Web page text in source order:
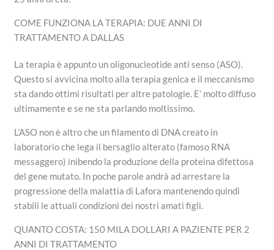
COME FUNZIONA LA TERAPIA: DUE ANNI DI
TRATTAMENTO A DALLAS
La terapia è appunto un oligonucleotide anti senso (ASO).
Questo si avvicina molto alla terapia genica e il meccanismo
sta dando ottimi risultati per altre patologie. E’ molto diffuso
ultimamente e se ne sta parlando moltissimo.
L’ASO non è altro che un filamento di DNA creato in
laboratorio che lega il bersaglio alterato (famoso RNA
messaggero) inibendo la produzione della proteina difettosa
del gene mutato. In poche parole andrà ad arrestare la
progressione della malattia di Lafora mantenendo quindi
stabili le attuali condizioni dei nostri amati figli.
QUANTO COSTA: 150 MILA DOLLARI A PAZIENTE PER 2
ANNI DI TRATTAMENTO